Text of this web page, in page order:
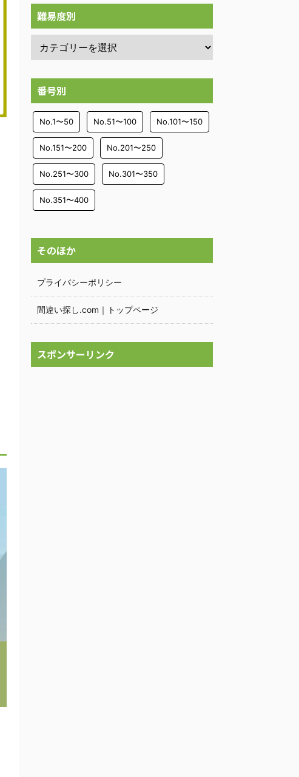
難易度別
番号別
No.1〜50 No.51〜100 No.101〜150
No.151〜200 No.201〜250
No.251〜300 No.301〜350
No.351〜400
そのほか
プライバシーポリシー
間違い探し.com｜トップページ
スポンサーリンク